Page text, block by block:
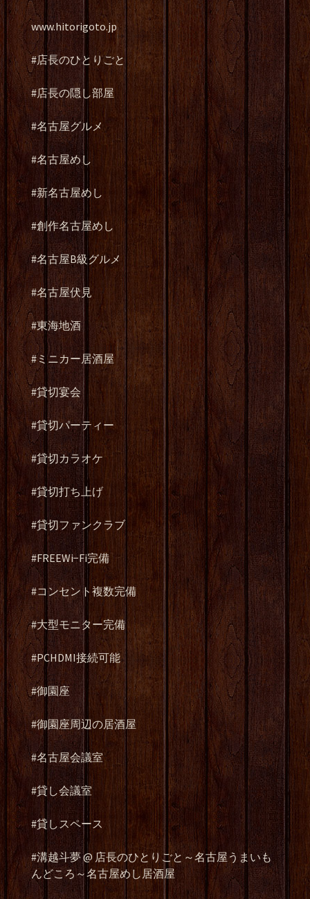
www.hitorigoto.jp
#店長のひとりごと
#店長の隠し部屋
#名古屋グルメ
#名古屋めし
#新名古屋めし
#創作名古屋めし
#名古屋B級グルメ
#名古屋伏見
#東海地酒
#ミニカー居酒屋
#貸切宴会
#貸切パーティー
#貸切カラオケ
#貸切打ち上げ
#貸切ファンクラブ
#FREEWi−Fi完備
#コンセント複数完備
#大型モニター完備
#PCHDMI接続可能
#御園座
#御園座周辺の居酒屋
#名古屋会議室
#貸し会議室
#貸しスペース
#溝越斗夢 @ 店長のひとりごと～名古屋うまいも
んどころ～名古屋めし居酒屋